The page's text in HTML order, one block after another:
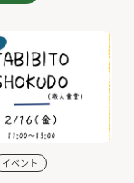
イベント